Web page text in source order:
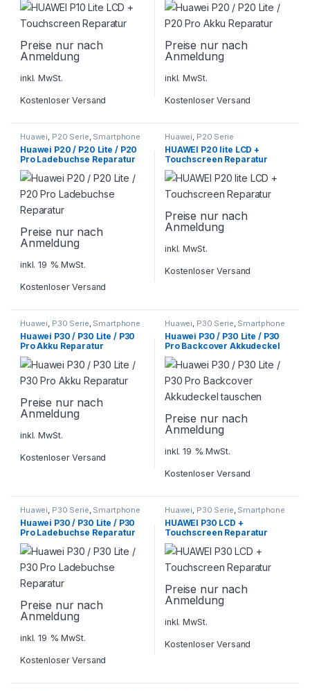
Preise nur nach
Anmeldung
inkl. MwSt.
Kostenloser Versand
Preise nur nach
Anmeldung
inkl. MwSt.
Kostenloser Versand
Huawei, P20 Serie, Smartphone
Reparatur
Huawei P20 / P20 Lite / P20
Pro Ladebuchse Reparatur
Preise nur nach
Anmeldung
inkl. 19 % MwSt.
Kostenloser Versand
Huawei, P20 Serie
HUAWEI P20 lite LCD +
Touchscreen Reparatur
Preise nur nach
Anmeldung
inkl. MwSt.
Kostenloser Versand
Huawei, P30 Serie, Smartphone
Reparatur
Huawei P30 / P30 Lite / P30
Pro Akku Reparatur
Preise nur nach
Anmeldung
inkl. MwSt.
Kostenloser Versand
Huawei, P30 Serie, Smartphone
Reparatur
Huawei P30 / P30 Lite / P30
Pro Backcover Akkudeckel
tauschen
Preise nur nach
Anmeldung
inkl. 19 % MwSt.
Kostenloser Versand
Huawei, P30 Serie, Smartphone
Reparatur
Huawei P30 / P30 Lite / P30
Pro Ladebuchse Reparatur
Preise nur nach
Anmeldung
inkl. 19 % MwSt.
Kostenloser Versand
Huawei, P30 Serie, Smartphone
Reparatur
HUAWEI P30 LCD +
Touchscreen Reparatur
Preise nur nach
Anmeldung
inkl. MwSt.
Kostenloser Versand